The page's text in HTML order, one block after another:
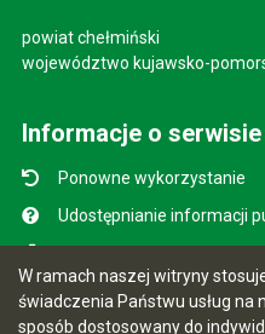
W ramach naszej witryny
świadczenia Państwu usług
sposób dostosowany do
powiat chełmiński
województwo kujawsko-
Informacje o serwisie
Ponowne wykorzystanie
Udostępnianie informacji
Instrukcja obsługi
Statystyki oglądalności